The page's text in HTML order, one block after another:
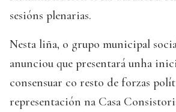
sesións plenarias.
Nesta liña, o grupo municipal
anunciou que presentará unha
consensuar co resto de forzas
representación na Casa